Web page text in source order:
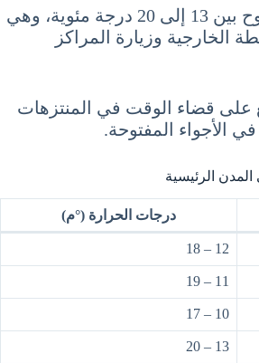
درجات الحرارة تتراوح بين 13 إلى 20 درجة مئوية، وهي
الخارجية وزيارة المراكز
قضاء الوقت في المنتزهات
الأجواء المفتوحة.
الرئيسية
درجات الحرارة (°م)
12 – 18
11 – 19
10 – 17
13 – 20